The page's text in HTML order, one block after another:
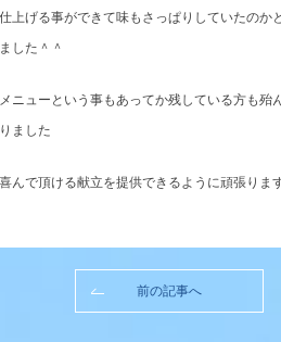
上げる事ができて味もさっぱりしていたのか
した＾＾
ニューという事もあってか残している方も殆
ました
んで頂ける献立を提供できるように頑張りま
前の記事へ